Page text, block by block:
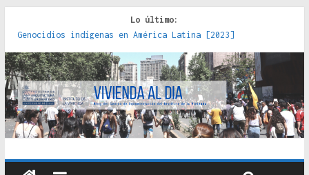
Lo último:
Genocidios indígenas en América Latina [2023]
Estudios sobre la espacialización de los Estados :
políticas, prácticas y representaciones [2022]
Donde el pedernal choca con el acero : hacia una teoría
crítica de las fronteras latinoamericanas [2020]
Criterios técnicos para una vivienda adecuada [2019]
Red de consultorios de la Caja del Seguro Obrero en
Santiago : un patrimonio emblemático [2014]